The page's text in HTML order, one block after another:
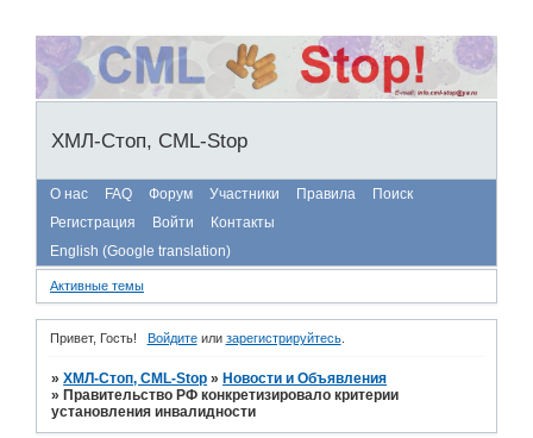
ХМЛ-Стоп, CML-Stop
О нас FAQ Форум Участники Правила
Поиск
Регистрация
Войти
Контакты
English (Google translation)
Активные темы
Привет, Гость! Войдитеили зарегистрируйтесь.
»ХМЛ-Стоп, CML-Stop » Новости и Объявления
» Правительство РФ конкретизировало критерии
установления инвалидности